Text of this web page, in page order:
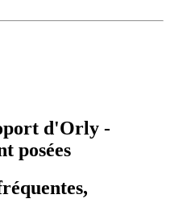
d'Orly -
posées